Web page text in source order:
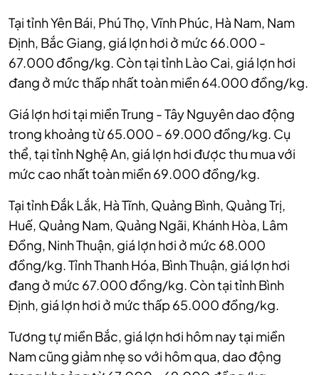
Tại tỉnh Yên Bái, Phú Thọ, Vĩnh Phúc, Hà Nam, Nam
Định, Bắc Giang, giá lợn hơi ở mức 66.000 -
67.000 đồng/kg. Còn tại tỉnh Lào Cai, giá lợn hơi
đang ở mức thấp nhất toàn miền 64.000 đồng/kg.
Giá lợn hơi tại miền Trung - Tây Nguyên dao động
trong khoảng từ 65.000 - 69.000 đồng/kg. Cụ
thể, tại tỉnh Nghệ An, giá lợn hơi được thu mua với
mức cao nhất toàn miền 69.000 đồng/kg.
Tại tỉnh Đắk Lắk, Hà Tĩnh, Quảng Bình, Quảng Trị,
Huế, Quảng Nam, Quảng Ngãi, Khánh Hòa, Lâm
Đồng, Ninh Thuận, giá lợn hơi ở mức 68.000
đồng/kg. Tỉnh Thanh Hóa, Bình Thuận, giá lợn hơi
đang ở mức 67.000 đồng/kg. Còn tại tỉnh Bình
Định, giá lợn hơi ở mức thấp 65.000 đồng/kg.
Tương tự miền Bắc, giá lợn hơi hôm nay tại miền
Nam cũng giảm nhẹ so với hôm qua, dao động